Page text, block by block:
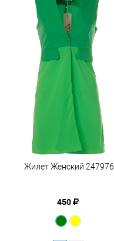
Жилет Женский 247976
450